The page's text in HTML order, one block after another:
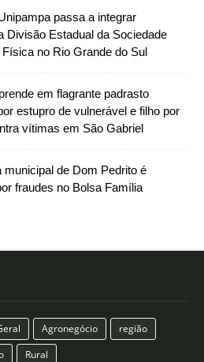
passa a integrar
Divisão Estadual da Sociedade
no Rio Grande do Sul
em flagrante padrasto
estupro de vulnerável e filho por
vítimas em São Gabriel
municipal de Dom Pedrito é
fraudes no Bolsa Família
Agronegócio
região
Rural